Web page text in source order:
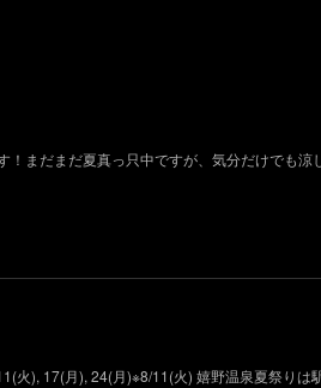
まだまだ夏真っ只中ですが、気分だけでも涼
火), 17(月), 24(月)※8/11(火) 嬉野温泉夏祭りは